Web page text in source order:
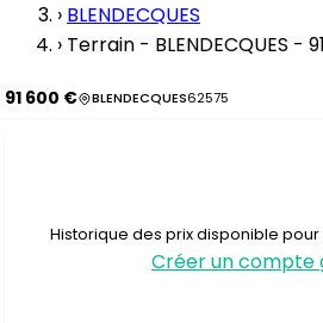
› BLENDECQUES
› Terrain - BLENDECQUES -
91 600 € BLENDECQUES62575
Historique des prix disponible
Créer un compte